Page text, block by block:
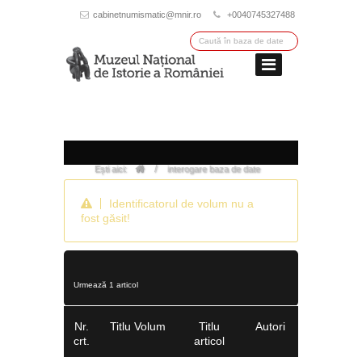
cabinetnumismatic@mnir.ro +0040745327488
Ești aici: / interogare baza de date
Identificatorul de volum nu a
fost găsit!
Urmează 1 articol
Nr.
crt.
Titlu Volum
Titlu
articol
Autori